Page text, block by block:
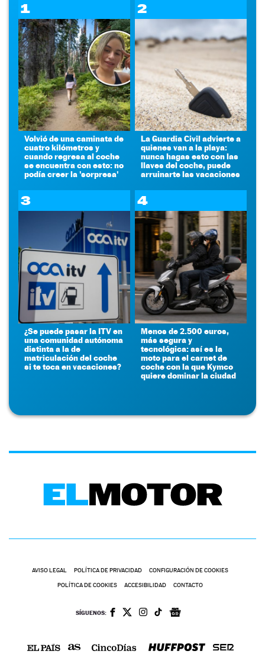
1
Volvió de una caminata de
cuatro kilómetros y
cuando regresa al coche
se encuentra con esto: no
podía creer la 'sorpresa'
2
La Guardia Civil advierte a
quienes van a la playa:
nunca hagas esto con las
llaves del coche, puede
arruinarte las vacaciones
3
¿Se puede pasar la ITV en
una comunidad autónoma
distinta a la de
matriculación del coche
si te toca en vacaciones?
4
Menos de 2.500 euros,
más segura y
tecnológica: así es la
moto para el carnet de
coche con la que Kymco
quiere dominar la ciudad
AVISO LEGAL POLÍTICA DE PRIVACIDAD CONFIGURACIÓN DE COOKIES
POLÍTICA DE COOKIES ACCESIBILIDAD CONTACTO
SÍGUENOS: